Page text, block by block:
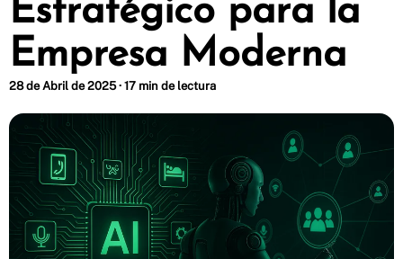
Estratégico para la
Empresa Moderna
28 de Abril de 2025 · 17 min de lectura